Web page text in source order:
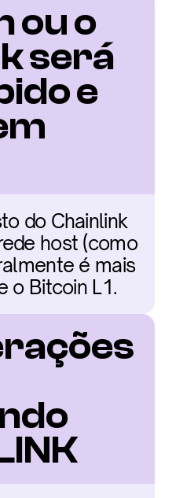
ou o
será
e
do Chainlink
host (como
é mais
o Bitcoin L1.